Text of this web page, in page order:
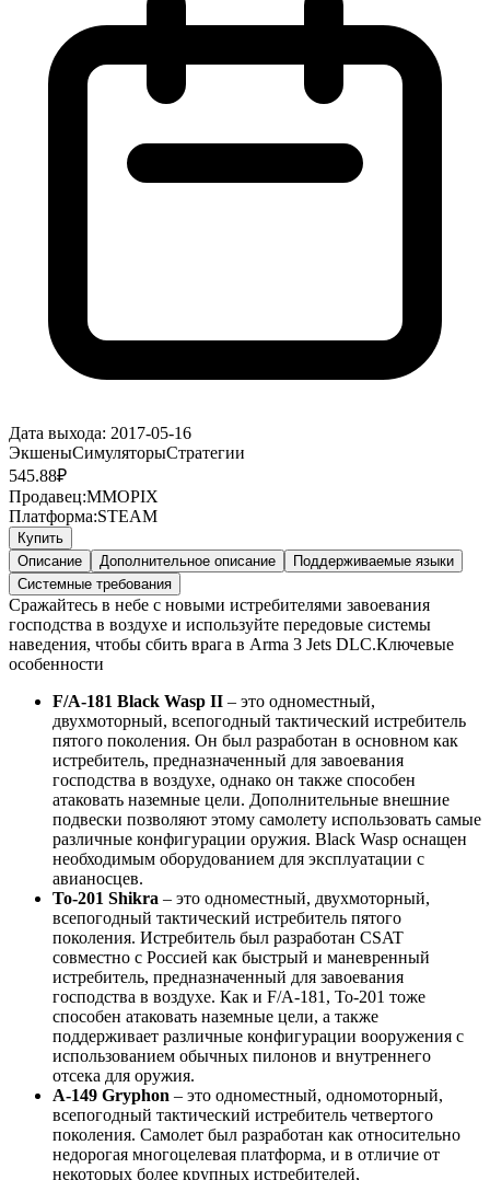
Дата выхода: 2017-05-16
ЭкшеныСимуляторыСтратегии
545.88₽
Продавец:MMOPIX
Платформа:STEAM
Купить
Описание
Дополнительное описание
Поддерживаемые языки
Системные требования
Сражайтесь в небе с новыми истребителями завоевания
господства в воздухе и используйте передовые системы
наведения, чтобы сбить врага в Arma 3 Jets DLC.Ключевые
особенности
F/A-181 Black Wasp II – это одноместный,
двухмоторный, всепогодный тактический истребитель
пятого поколения. Он был разработан в основном как
истребитель, предназначенный для завоевания
господства в воздухе, однако он также способен
атаковать наземные цели. Дополнительные внешние
подвески позволяют этому самолету использовать самые
различные конфигурации оружия. Black Wasp оснащен
необходимым оборудованием для эксплуатации с
авианосцев.
To-201 Shikra – это одноместный, двухмоторный,
всепогодный тактический истребитель пятого
поколения. Истребитель был разработан CSAT
совместно с Россией как быстрый и маневренный
истребитель, предназначенный для завоевания
господства в воздухе. Как и F/A-181, To-201 тоже
способен атаковать наземные цели, а также
поддерживает различные конфигурации вооружения с
использованием обычных пилонов и внутреннего
отсека для оружия.
A-149 Gryphon – это одноместный, одномоторный,
всепогодный тактический истребитель четвертого
поколения. Самолет был разработан как относительно
недорогая многоцелевая платформа, и в отличие от
некоторых более крупных истребителей,